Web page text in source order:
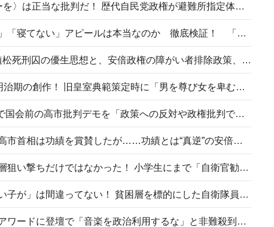
〈#ミサイルよりクーラーを〉は正当な批判だ！ 歴代自民党政権が避難所指定体育館へのエアコン設置を遅らせてきた客観的事実
高市首相の「休んでない」「寝てない」アピールは本当なのか 徹底検証！ 「資料読み込み」「アイロンがけ」も矛盾だらけ…
相模原事件から10年──植松死刑囚の優生思想と、安倍政権の障がい者排除政策、右派勢力の差別主義との関係を改めて問う
“男系男子の皇位継承”は明治期の創作！ 旧皇室典範策定時に「男を尊び女を卑むの慣習、人民の脳髄」とトンデモ論で女性天皇を否定
山里亮太が『DayDay.』で国会前の高市批判デモを「政策への反対や政権批判でない」と捻じ曲げ解説 デモ参加者から批判殺到
安倍晋三元首相の命日で高市首相は功績を賞賛したが……功績とは“真逆”の安倍元首相のトンデモ発言を振り返る
自衛隊リクルートは貧困層狙い撃ちだけではなかった！ 小学生にまで「自衛官勧誘」目的のパンフレット作成
「自衛隊は経済的に厳しい子が」は間違ってない！ 貧困層を標的にした自衛隊員募集、やす子、山上被告も…日本でも進む“経済的徴兵制”
高市首相がミュージックアワードに登壇で「音楽を政治利用するな」と非難殺到！ MAJの国策的本質を批判する声も